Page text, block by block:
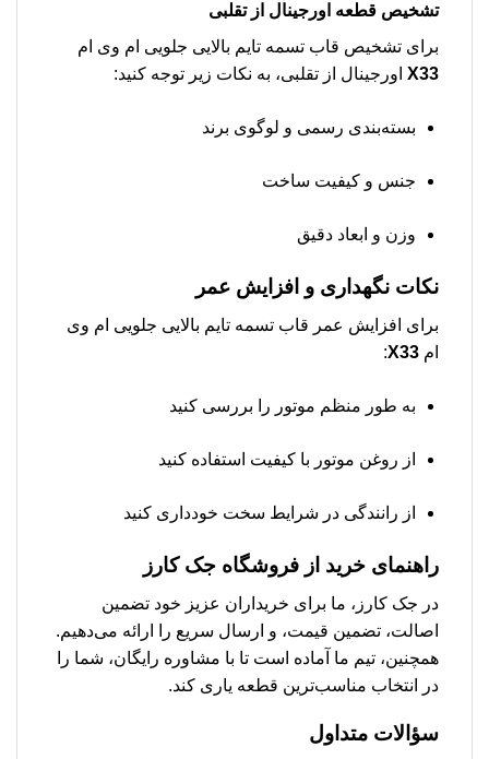
تشخیص قطعه اورجینال از تقلبی
برای تشخیص قاب تسمه تایم بالایی جلویی ام وی ام
X33 اورجینال از تقلبی، به نکات زیر توجه کنید:
بسته‌بندی رسمی و لوگوی برند
جنس و کیفیت ساخت
وزن و ابعاد دقیق
نکات نگهداری و افزایش عمر
برای افزایش عمر قاب تسمه تایم بالایی جلویی ام وی
ام X33
:
به طور منظم موتور را بررسی کنید
از روغن موتور با کیفیت استفاده کنید
از رانندگی در شرایط سخت خودداری کنید
راهنمای خرید از فروشگاه جک کارز
در جک کارز، ما برای خریداران عزیز خود تضمین
اصالت، تضمین قیمت، و ارسال سریع را ارائه می‌دهیم.
همچنین، تیم ما آماده است تا با مشاوره رایگان، شما را
در انتخاب مناسب‌ترین قطعه یاری کند.
سؤالات متداول